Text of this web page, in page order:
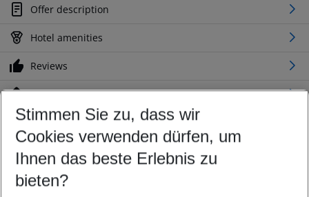
Offer description
Hotel amenities
Reviews
Location
Customize your offer
Find the perfect deal which suits your best
Your departure airport
Any airport
Stimmen Sie zu, dass wir
Cookies verwenden dürfen, um
Ihnen das beste Erlebnis zu
bieten?